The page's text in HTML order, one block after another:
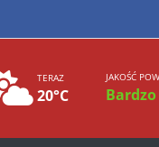
TERAZ
20°C
JAKOŚĆ